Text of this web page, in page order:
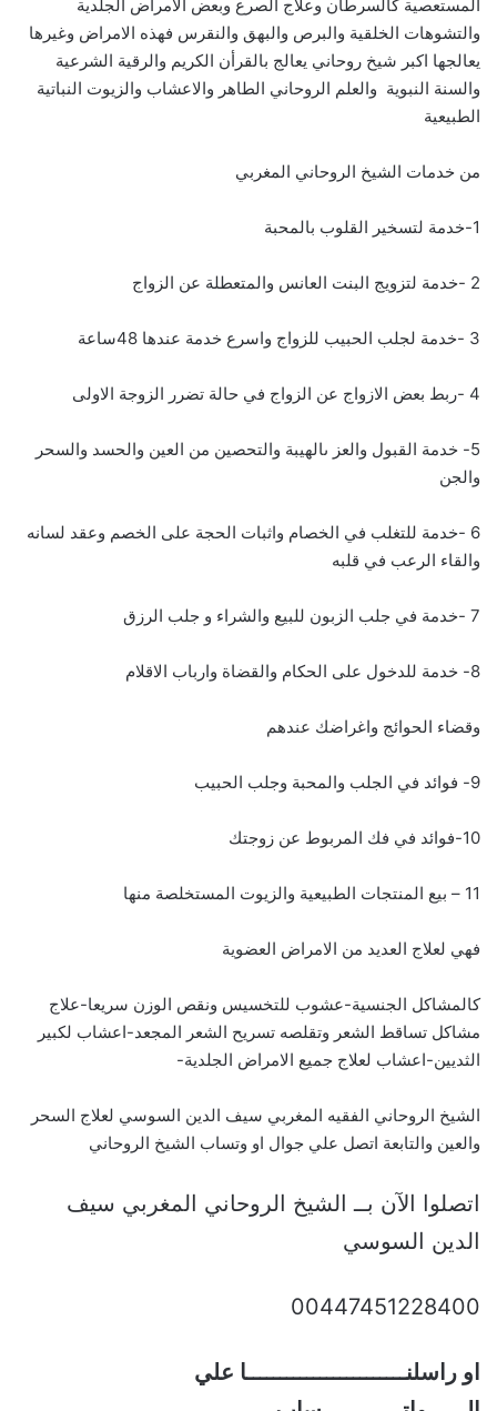
المستعصية كالسرطان وعلاج الصرع وبعض الامراض الجلدية
والتشوهات الخلقية والبرص والبهق والنقرس فهذه الامراض وغيرها
يعالجها اكبر شيخ روحاني يعالج بالقرأن الكريم والرقية الشرعية
والسنة النبوية والعلم الروحاني الطاهر والاعشاب والزيوت النباتية
الطبيعية
من خدمات الشيخ الروحاني المغربي
1-خدمة لتسخير القلوب بالمحبة
2 -خدمة لتزويج البنت العانس والمتعطلة عن الزواج
3 -خدمة لجلب الحبيب للزواج واسرع خدمة عندها 48ساعة
4 -ربط بعض الازواج عن الزواج في حالة تضرر الزوجة الاولى
5- خدمة القبول والعز ىالهيبة والتحصين من العين والحسد والسحر
والجن
6 -خدمة للتغلب في الخصام واثبات الحجة على الخصم وعقد لسانه
والقاء الرعب في قلبه
7 -خدمة في جلب الزبون للبيع والشراء و جلب الرزق
8- خدمة للدخول على الحكام والقضاة وارباب الاقلام
وقضاء الحوائج واغراضك عندهم
9- فوائد في الجلب والمحبة وجلب الحبيب
10-فوائد في فك المربوط عن زوجتك
11 – بيع المنتجات الطبيعية والزيوت المستخلصة منها
فهي لعلاج العديد من الامراض العضوية
كالمشاكل الجنسية-عشوب للتخسيس ونقص الوزن سريعا-علاج
مشاكل تساقط الشعر وتقلصه تسريح الشعر المجعد-اعشاب لكبير
الثديين-اعشاب لعلاج جميع الامراض الجلدية-
الشيخ الروحاني الفقيه المغربي سيف الدين السوسي لعلاج السحر
والعين والتابعة اتصل علي جوال او وتساب الشيخ الروحاني
اتصلوا الآن بــ الشيخ الروحاني المغربي سيف
الدين السوسي
00447451228400
او راسلنــــــــــــــــــــــــا علي